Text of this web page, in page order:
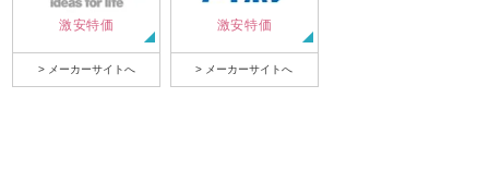
激安特価
> メーカーサイトへ
激安特価
> メーカーサイトへ